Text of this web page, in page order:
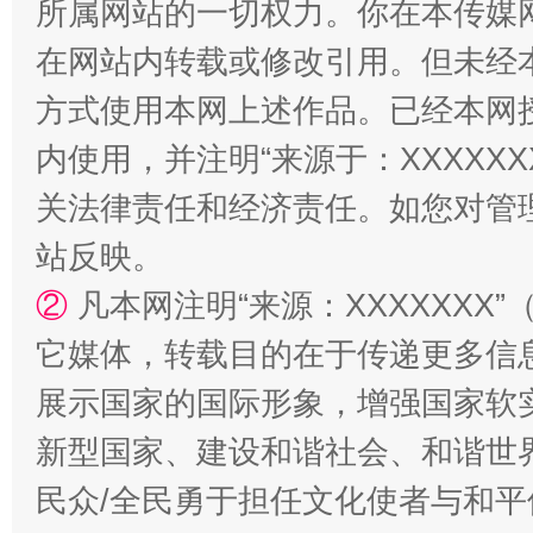
阿坝州三大球赛在茂县开幕 规模
国家大学科技园优化重塑工作
所属网站的一切权力。你在本传
在网站内转载或修改引用。但未
方式使用本网上述作品。已经本
内使用，并注明“来源于：
关法律责任和经济责任。如您对
站反映。
② 凡本网注明“来源：
它媒体，转载目的在于传递更多
展示国家的国际形象，增强国家
新型国家、建设和谐社会、和谐
民众/全民勇于担任文化使者与和